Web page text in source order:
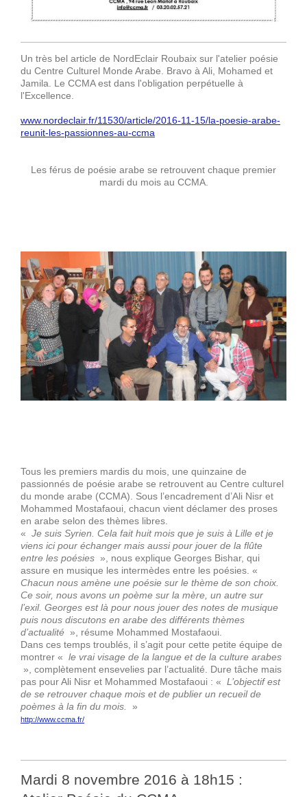
Un très bel article de NordEclair Roubaix sur l'atelier poésie
du Centre Culturel Monde Arabe. Bravo à Ali, Mohamed et
Jamila. Le CCMA est dans l'obligation perpétuelle à
l'Excellence.
www.nordeclair.fr/11530/article/2016-11-15/la-poesie-arabe-
reunit-les-passionnes-au-ccma
Les férus de poésie arabe se retrouvent chaque premier
mardi du mois au CCMA.
Tous les premiers mardis du mois, une quinzaine de
passionnés de poésie arabe se retrouvent au Centre culturel
du monde arabe (CCMA). Sous l’encadrement d’Ali Nisr et
Mohammed Mostafaoui, chacun vient déclamer des proses
en arabe selon des thèmes libres.
« Je suis Syrien. Cela fait huit mois que je suis à Lille et je
viens ici pour échanger mais aussi pour jouer de la flûte
entre les poésies », nous explique Georges Bishar, qui
assure en musique les intermèdes entre les poésies. «
Chacun nous amène une poésie sur le thème de son choix.
Ce soir, nous avons un poème sur la mère, un autre sur
l’exil. Georges est là pour nous jouer des notes de musique
puis nous discutons en arabe des différents thèmes
d’actualité », résume Mohammed Mostafaoui.
Dans ces temps troublés, il s’agit pour cette petite équipe de
montrer « le vrai visage de la langue et de la culture arabes
», complètement ensevelies par l’actualité. Dure tâche mais
pas pour Ali Nisr et Mohammed Mostafaoui : « L’objectif est
de se retrouver chaque mois et de publier un recueil de
poèmes à la fin du mois.
»
http://www.ccma.fr/
Mardi 8 novembre 2016 à 18h15 :